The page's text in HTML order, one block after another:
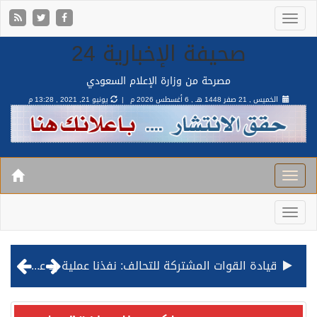
صحيفة الإخبارية 24
مصرحة من وزارة الإعلام السعودي
الخميس , 21 صفر 1448 هـ , 6 أغسطس 2026 م | يونيو 21, 2021 , 13:28 م
مصدر مسؤول بالهيئة العامة للنقل: استهداف السفينة السعودية NCC MASA خلال إبحارها في البحر الأحمر نتج عنه إصابة طفيفة في بدنها
صدور مرسوم ملكي بالموافقة على نظام التعليم العام